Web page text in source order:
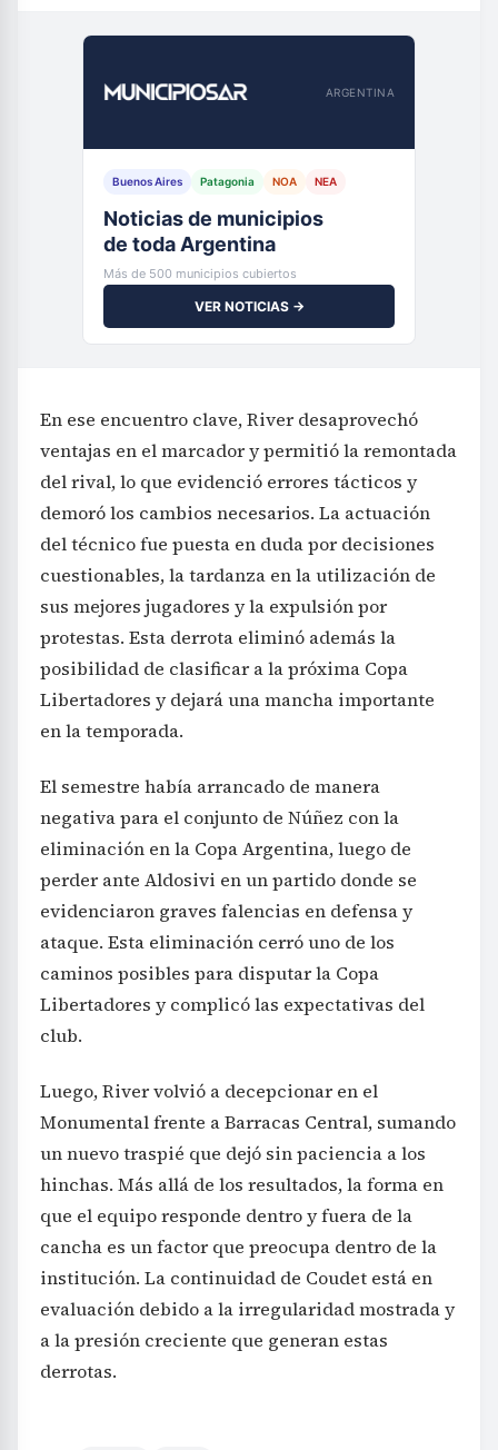
ARGENTINA
Buenos Aires Patagonia NOA NEA
Noticias de municipios
de toda Argentina
Más de 500 municipios cubiertos
VER NOTICIAS →
En ese encuentro clave, River desaprovechó
ventajas en el marcador y permitió la remontada
del rival, lo que evidenció errores tácticos y
demoró los cambios necesarios. La actuación
del técnico fue puesta en duda por decisiones
cuestionables, la tardanza en la utilización de
sus mejores jugadores y la expulsión por
protestas. Esta derrota eliminó además la
posibilidad de clasificar a la próxima Copa
Libertadores y dejará una mancha importante
en la temporada.
El semestre había arrancado de manera
negativa para el conjunto de Núñez con la
eliminación en la Copa Argentina, luego de
perder ante Aldosivi en un partido donde se
evidenciaron graves falencias en defensa y
ataque. Esta eliminación cerró uno de los
caminos posibles para disputar la Copa
Libertadores y complicó las expectativas del
club.
Luego, River volvió a decepcionar en el
Monumental frente a Barracas Central, sumando
un nuevo traspié que dejó sin paciencia a los
hinchas. Más allá de los resultados, la forma en
que el equipo responde dentro y fuera de la
cancha es un factor que preocupa dentro de la
institución. La continuidad de Coudet está en
evaluación debido a la irregularidad mostrada y
a la presión creciente que generan estas
derrotas.